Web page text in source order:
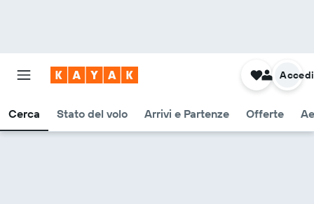
Cerca Stato del volo Arrivi e Partenze Offerte
Accedi